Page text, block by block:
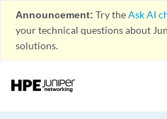
Announcement: Try theAsk AI
your technical questions about
solutions.